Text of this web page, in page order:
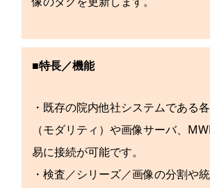
■特長／機能
・既存の院内他社システムである
（モダリティ）や画像サーバ、
易に接続が可能です。
・検査／シリーズ／画像の分割や